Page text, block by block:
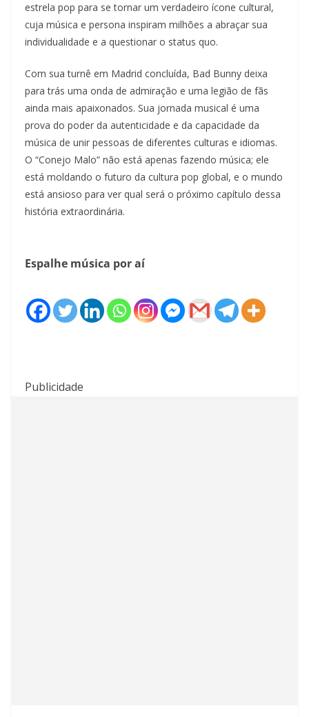
estrela pop para se tornar um verdadeiro ícone cultural,
cuja música e persona inspiram milhões a abraçar sua
individualidade e a questionar o status quo.
Com sua turnê em Madrid concluída, Bad Bunny deixa
para trás uma onda de admiração e uma legião de fãs
ainda mais apaixonados. Sua jornada musical é uma
prova do poder da autenticidade e da capacidade da
música de unir pessoas de diferentes culturas e idiomas.
O “Conejo Malo” não está apenas fazendo música; ele
está moldando o futuro da cultura pop global, e o mundo
está ansioso para ver qual será o próximo capítulo dessa
história extraordinária.
Espalhe música por aí
Publicidade